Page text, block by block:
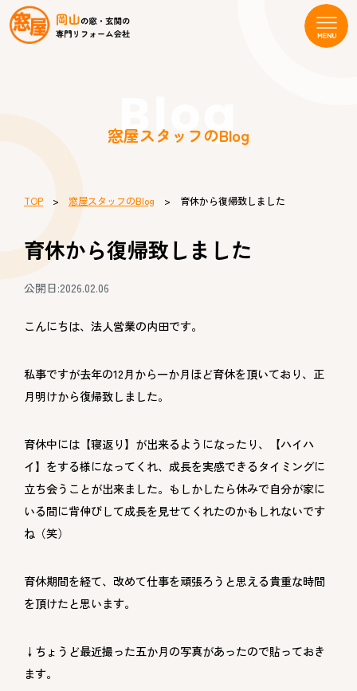
Blog
窓屋スタッフのBlog
TOP > 窓屋スタッフのBlog > 育休から復帰致しました
育休から復帰致しました
公開日:2026.02.06
こんにちは、法人営業の内田です。
私事ですが去年の12月から一か月ほど育休を頂いており、正
月明けから復帰致しました。
育休中には【寝返り】が出来るようになったり、【ハイハ
イ】をする様になってくれ、成長を実感できるタイミングに
立ち会うことが出来ました。もしかしたら休みで自分が家に
いる間に背伸びして成長を見せてくれたのかもしれないです
ね（笑）
育休期間を経て、改めて仕事を頑張ろうと思える貴重な時間
を頂けたと思います。
↓ちょうど最近撮った五か月の写真があったので貼っておき
ます。